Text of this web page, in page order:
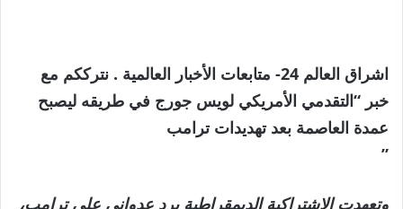
اشراق العالم 24- متابعات الأخبار العالمية . نترككم مع
خبر “التقدمي الأمريكي لويس جورج في طريقه ليصبح
عمدة العاصمة بعد تهديدات ترامب
”
وتعهدت الاشتراكية الديمقراطية برد عدواني على ترامب،